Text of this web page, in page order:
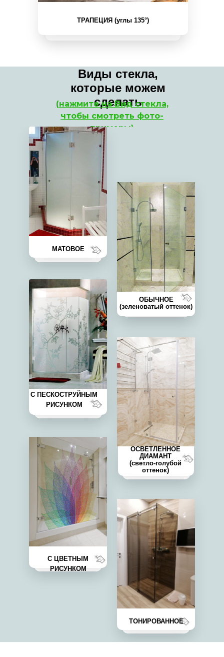
ТРАПЕЦИЯ (углы 135°)
Виды стекла,
которые можем
сделать
(нажмите на Вид стекла,
чтобы смотреть фото-
примеры)
МАТОВОЕ
ОБЫЧНОЕ
(зеленоватый оттенок)
ОСВЕТЛЕННОЕ
ДИАМАНТ
(светло-голубой
оттенок)
С ПЕСКОСТРУЙНЫМ
РИСУНКОМ
С ЦВЕТНЫМ
РИСУНКОМ
ТОНИРОВАННОЕ